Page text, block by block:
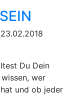
Du Dein
wer
und ob jeder